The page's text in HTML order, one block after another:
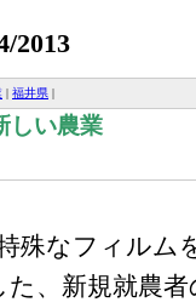
2013
| 福井県 |
しい農業
殊なフィルム
た、新規就農